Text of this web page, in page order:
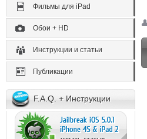
Фильмы для iPad
Обои + HD
Инструкции и статьи
Публикации
F.A.Q. + Инструкции